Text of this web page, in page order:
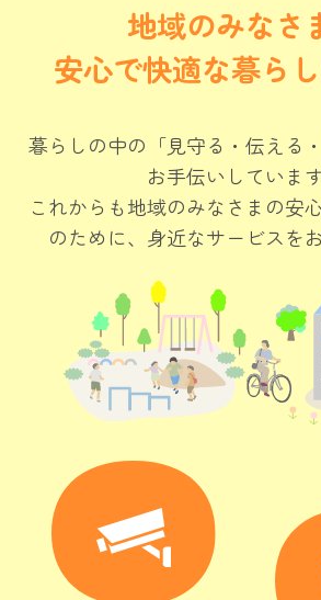
地域のみなさ
安心で快適な暮ら
暮らしの中の「見守る・伝える
お手伝いしています
これからも地域のみなさまの安
のために、身近なサービスを